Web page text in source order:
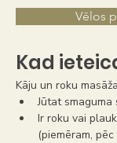
Vēlos
Kad
Kāju un roku
Jūtat smaguma
Ir roku vai
(piemēram,